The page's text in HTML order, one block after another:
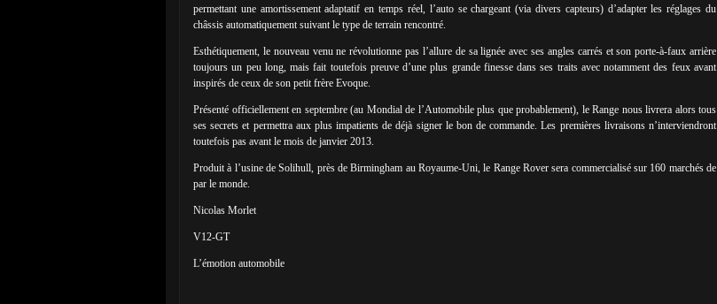
permettant une amortissement adaptatif en temps réel, l’auto se chargeant (via divers capteurs) d’adapter les réglages du
châssis automatiquement suivant le type de terrain rencontré.
Esthétiquement, le nouveau venu ne révolutionne pas l’allure de sa lignée avec ses angles carrés et son porte-à-faux arrière
toujours un peu long, mais fait toutefois preuve d’une plus grande finesse dans ses traits avec notamment des feux avant
inspirés de ceux de son petit frère Evoque.
Présenté officiellement en septembre (au Mondial de l’Automobile plus que probablement), le Range nous livrera alors tous
ses secrets et permettra aux plus impatients de déjà signer le bon de commande. Les premières livraisons n’interviendront
toutefois pas avant le mois de janvier 2013.
Produit à l’usine de Solihull, près de Birmingham au Royaume-Uni, le Range Rover sera commercialisé sur 160 marchés de
par le monde.
Nicolas Morlet
V12-GT
L’émotion automobile